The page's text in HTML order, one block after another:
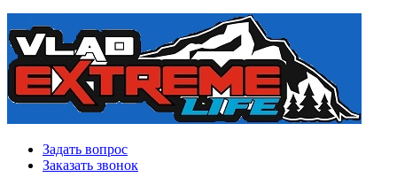
Задать вопрос
Заказать звонок